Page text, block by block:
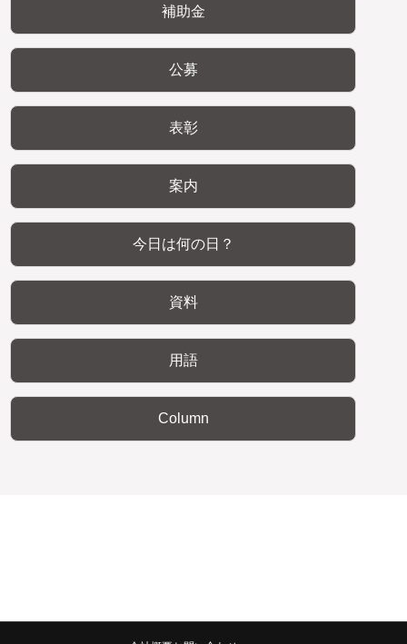
補助金
公募
表彰
案内
今日は何の日？
資料
用語
Column